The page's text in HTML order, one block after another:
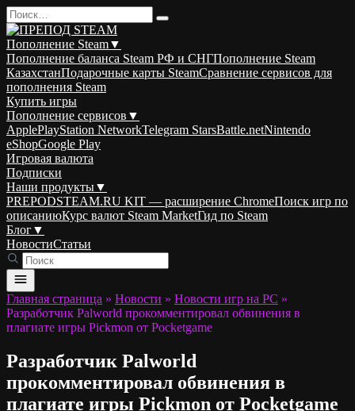
Перейти
к
содержанию
Search
for:
Пополнение Steam▼
Пополнение баланса Steam РФ и СНГПополнение Steam
КазахстанПодарочные карты SteamСравнение сервисов для
пополнения Steam
Купить игры
Пополнение сервисов ▼
ApplePlayStation NetworkTelegram StarsBattle.netNintendo
eShopGoogle Play
Игровая валюта
Подписки
Наши продукты▼
PREPODSTEAM.RU KIT — расширение ChromeПоиск игр по
описаниюКурс валют Steam MarketГид по Steam
Блог▼
НовостиСтатьи
Главная страница » Новости » Новости игр на PC »
Разработчик Palworld прокомментировал обвинения в
плагиате игры Pickmon от Pocketgame
Разработчик Palworld
прокомментировал обвинения в
плагиате игры Pickmon от Pocketgame